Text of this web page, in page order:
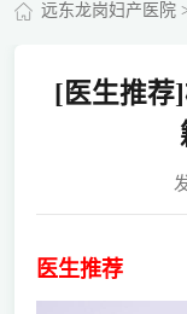
远东龙岗妇产医院
[医生推
医生推荐